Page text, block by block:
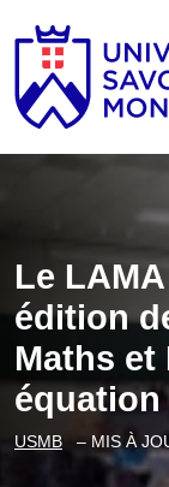
Le
édition
Maths
équation
USMB – MIS À